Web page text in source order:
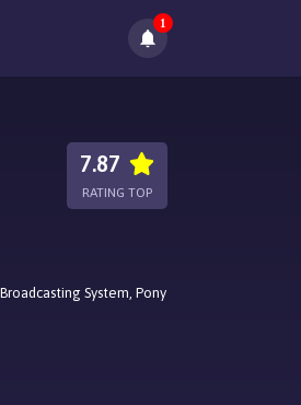
1
7.87
RATING TOP
System, Pony